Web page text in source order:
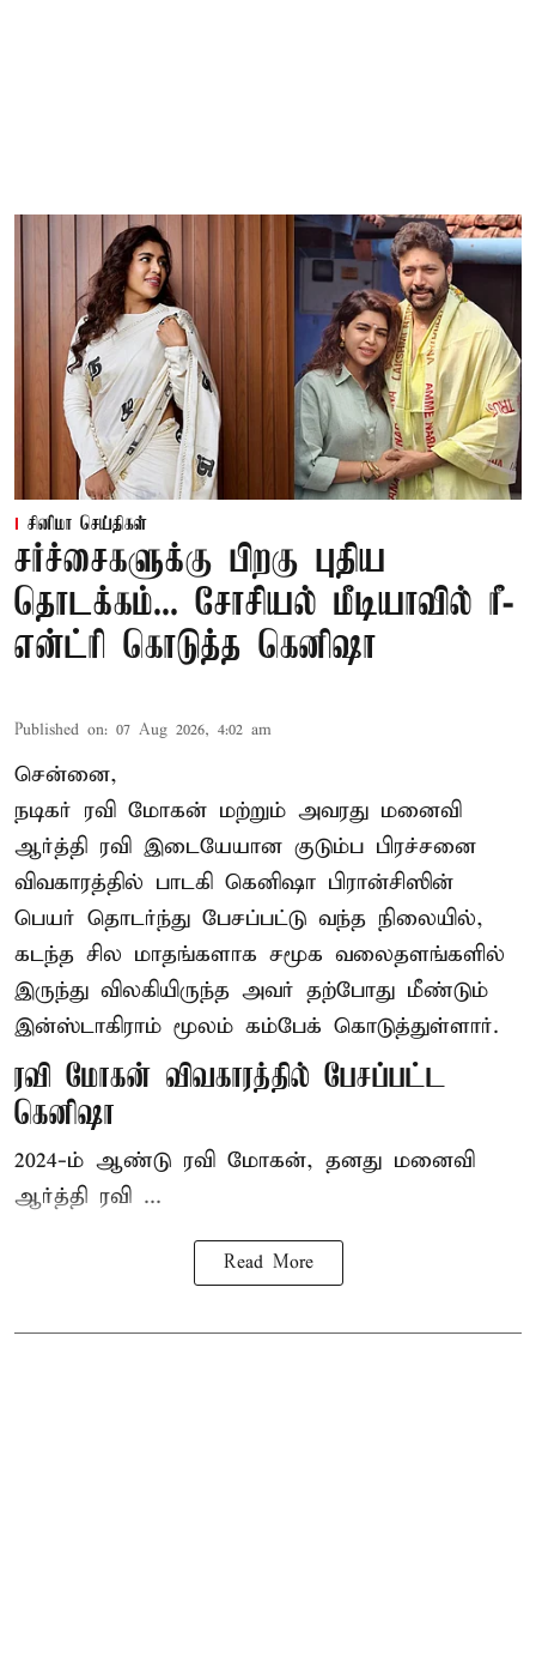
சினிமா செய்திகள்
சர்ச்சைகளுக்கு பிறகு புதிய
தொடக்கம்... சோசியல் மீடியாவில் ரீ-
என்ட்ரி கொடுத்த கெனிஷா
Published on: 07 Aug 2026, 4:02 am
சென்னை,
நடிகர் ரவி மோகன் மற்றும் அவரது மனைவி
ஆர்த்தி ரவி இடையேயான குடும்ப பிரச்சனை
விவகாரத்தில் பாடகி கெனிஷா பிரான்சிஸின்
பெயர் தொடர்ந்து பேசப்பட்டு வந்த நிலையில்,
கடந்த சில மாதங்களாக சமூக வலைதளங்களில்
இருந்து விலகியிருந்த அவர் தற்போது மீண்டும்
இன்ஸ்டாகிராம் மூலம் கம்பேக் கொடுத்துள்ளார்.
ரவி மோகன் விவகாரத்தில் பேசப்பட்ட
கெனிஷா
2024-ம் ஆண்டு ரவி மோகன், தனது மனைவி
ஆர்த்தி ரவி ...
Read More